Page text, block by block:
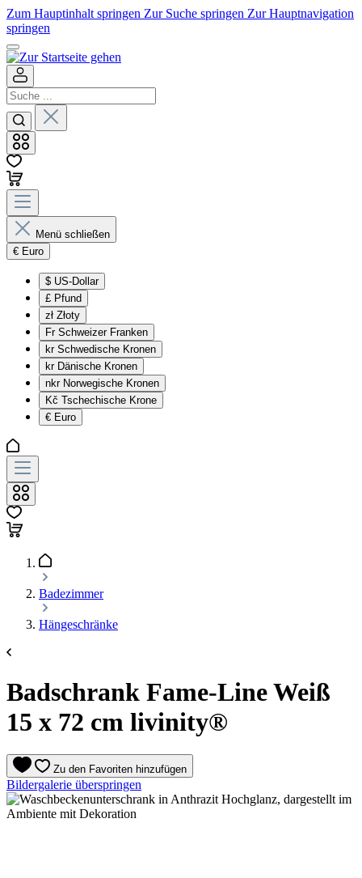
Zum Hauptinhalt springen Zur Suche springen Zur Hauptnavigation
springen
Menü schließen
€ Euro
$ US-Dollar
£ Pfund
zł Złoty
Fr Schweizer Franken
kr Schwedische Kronen
kr Dänische Kronen
nkr Norwegische Kronen
Kč Tschechische Krone
€ Euro
Badezimmer
Hängeschränke
Badschrank Fame-Line Weiß
15 x 72 cm livinity®
Zu den Favoriten hinzufügen
Bildergalerie überspringen